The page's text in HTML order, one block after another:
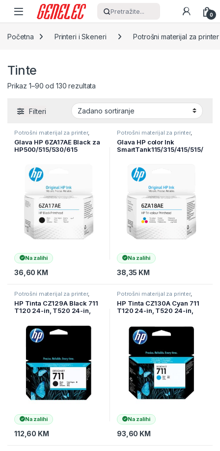
Skip to navigation
Skip to content
Pretražite... 0
Početna Printeri i Skeneri Potrošni materijal za printer
Tinte
Prikaz 1–90 od 130 rezultata
Filteri
Potrošni materijal za printer,
Printeri i Skeneri Tinte
Glava HP 6ZA17AE Black za
HP500/515/530/615
Na zalihi
36,60 KM
Potrošni materijal za printer,
Printeri i Skeneri Tinte
Glava HP color Ink
SmartTank115/315/415/515/
Na zalihi
38,35 KM
Potrošni materijal za printer,
HP Tinta CZ129A Black 711
T120 24-in, T520 24-in,
Na zalihi
112,60 KM
Potrošni materijal za printer,
HP Tinta CZ130A Cyan 711
T120 24-in, T520 24-in,
Na zalihi
93,60 KM